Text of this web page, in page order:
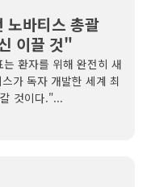
노바티스 총괄
이끌 것"
환자를 위해 완전히 새
가 독자 개발한 세계 최
것이다."...